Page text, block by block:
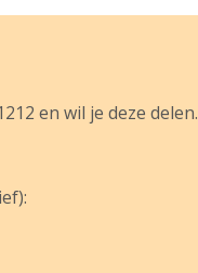
en wil je deze delen.